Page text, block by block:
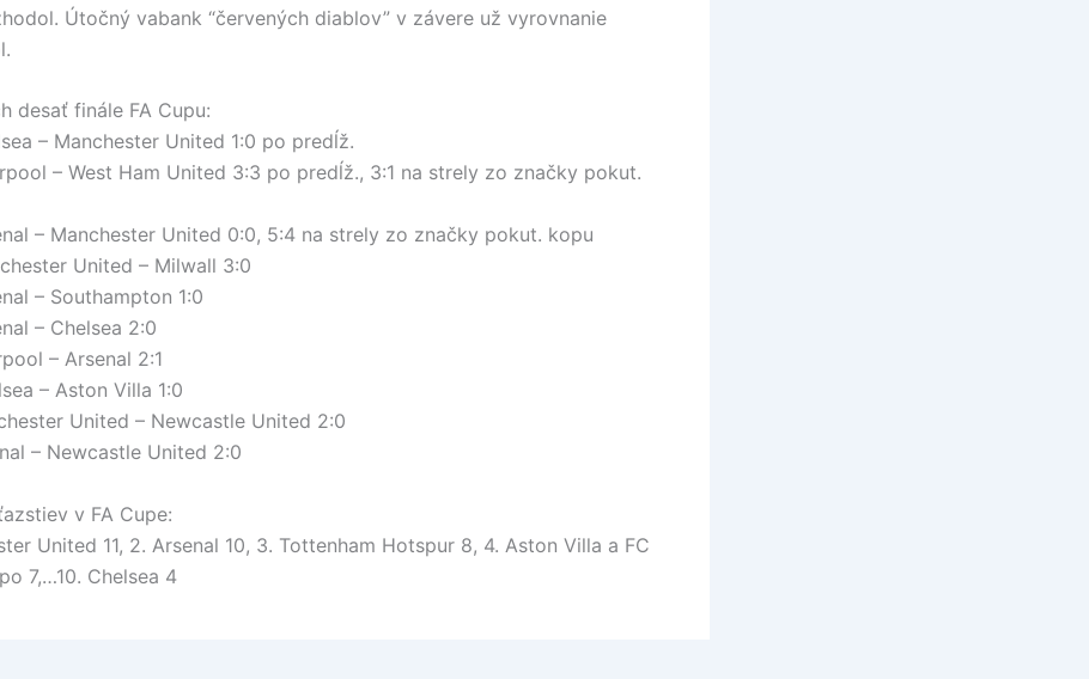
Útočný vabank “červených diablov” v závere už vyrovnanie
desať finále FA Cupu:
– Manchester United 1:0 po predĺž.
– West Ham United 3:3 po predĺž., 3:1 na strely zo značky pokut.
– Manchester United 0:0, 5:4 na strely zo značky pokut. kopu
United – Milwall 3:0
– Southampton 1:0
– Chelsea 2:0
– Arsenal 2:1
– Aston Villa 1:0
United – Newcastle United 2:0
– Newcastle United 2:0
v FA Cupe:
United 11, 2. Arsenal 10, 3. Tottenham Hotspur 8, 4. Aston Villa a FC
7,…10. Chelsea 4